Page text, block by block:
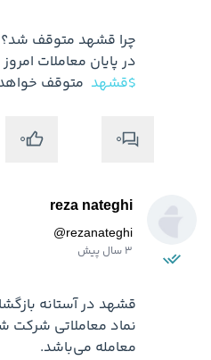
در پایان معاملات
$قشهد متوقف
0
0
reza nateghi
@rezanateghi
3 سال پیش
نماد معاملاتی شرکت
معامله می‌باشد.